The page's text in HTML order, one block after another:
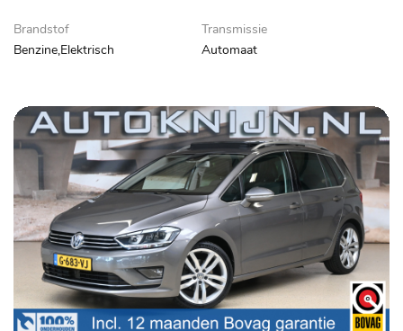
Brandstof
Benzine,Elektrisch
Transmissie
Automaat